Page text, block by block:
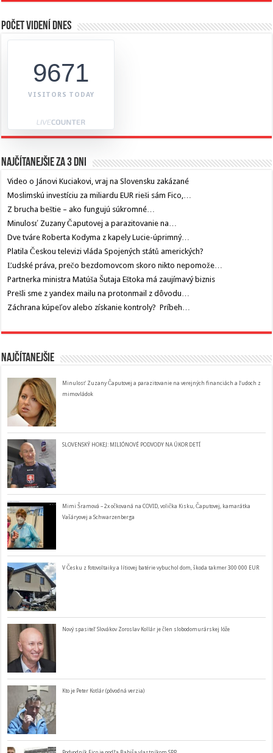
Počet videní dnes
9671
VISITORS TODAY
Najčítanejšie za 3 dni
Video o Jánovi Kuciakovi, vraj na Slovensku zakázané
Moslimskú investíciu za miliardu EUR rieši sám Fico,…
Z brucha beštie – ako fungujú súkromné…
Minulosť Zuzany Čaputovej a parazitovanie na…
Dve tváre Roberta Kodyma z kapely Lucie-úprimný…
Platila Českou televizi vláda Spojených států amerických?
Ľudské práva, prečo bezdomovcom skoro nikto nepomože…
Partnerka ministra Matúša Šutaja Eštoka má zaujímavý biznis
Prešli sme z yandex mailu na protonmail z dôvodu…
Záchrana kúpeľov alebo získanie kontroly? Príbeh…
Najčítanejšie
Minulosť Zuzany Čaputovej a parazitovanie na verejných financiách a ľudoch z
mimovládok
SLOVENSKÝ HOKEJ: MILIÓNOVÉ PODVODY NA ÚKOR DETÍ
Mimi Šramová – 2x očkovaná na COVID, volička Kisku, Čaputovej, kamarátka
Vašáryovej a Schwarzenberga
V Česku z fotovoltaiky a lítiovej batérie vybuchol dom, škoda takmer 300 000 EUR
Nový spasiteľ Slovákov Zoroslav Kollár je člen slobodomurárskej lóže
Kto je Peter Kotlár (pôvodná verzia)